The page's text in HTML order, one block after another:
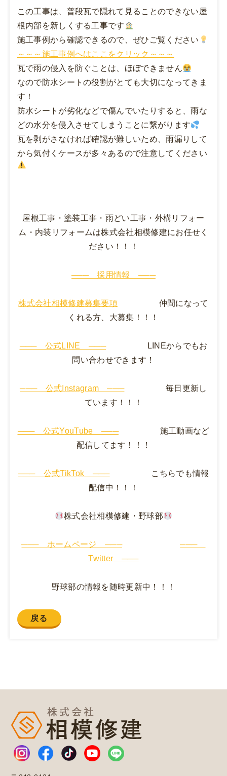
この工事は、普段瓦で隠れて見ることのできない屋
根内部を新しくする工事です
施工事例から確認できるので、ぜひご覧ください
～～～施工事例へはここをクリック～～～
瓦で雨の侵入を防ぐことは、ほぼできません
なので防水シートの役割がとても大切になってきま
す！
防水シートが劣化などで傷んでいたりすると、雨な
どの水分を侵入させてしまうことに繋がります
瓦を剥がさなければ確認が難しいため、雨漏りして
から気付くケースが多々あるので注意してください
屋根工事・塗装工事・雨どい工事・外構リフォー
ム・内装リフォームは株式会社相模修建にお任せく
ださい！！！
─── 採用情報 ───
株式会社相模修建募集要項 仲間になって
くれる方、大募集！！！
─── 公式LINE ───LINEからでもお
問い合わせできます！
─── 公式Instagram ───毎日更新し
ています！！！
─── 公式YouTube ───施工動画など
配信してます！！！
─── 公式TikTok ───こちらでも情報
配信中！！！
株式会社相模修建・野球部
─── ホームページ ───
───
Twitter ───
野球部の情報を随時更新中！！！
戻る